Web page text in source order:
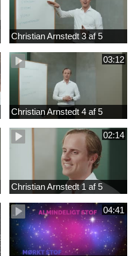
Christian Arnstedt 3 af 5
03:12
Christian Arnstedt 4 af 5
02:14
Christian Arnstedt 1 af 5
04:41